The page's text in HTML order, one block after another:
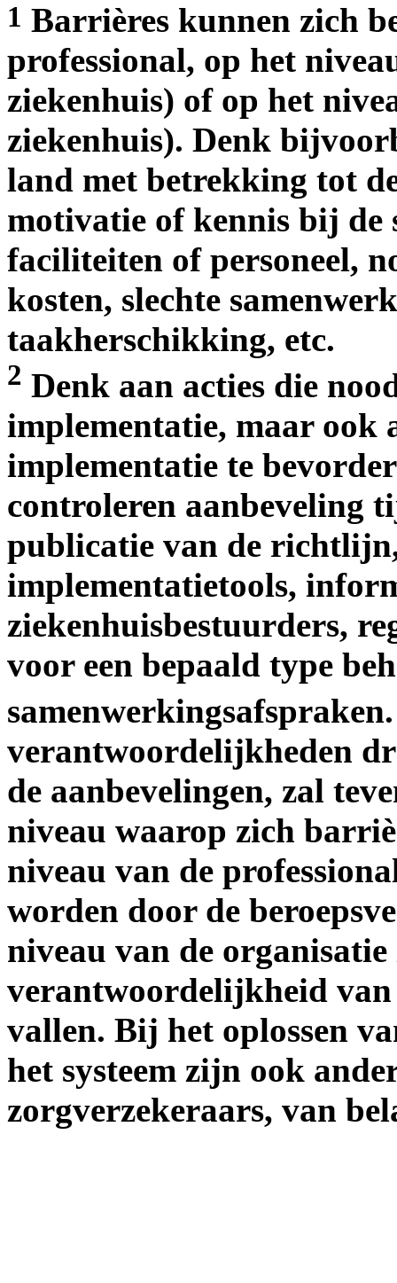
1 Barrières kunnen zich
professional, op het
ziekenhuis) of op het
ziekenhuis). Denk
land met betrekking tot
motivatie of kennis bij de
faciliteiten of personeel,
kosten, slechte
taakherschikking, etc.
2 Denk aan acties die
implementatie, maar ook
implementatie te
controleren aanbeveling
publicatie van de
implementatietools,
ziekenhuisbestuurders,
voor een bepaald type
verantwoordelijkheden
de aanbevelingen, zal
niveau waarop zich
niveau van de
worden door de
niveau van de
verantwoordelijkheid van
vallen. Bij het oplossen
het systeem zijn ook
zorgverzekeraars, van